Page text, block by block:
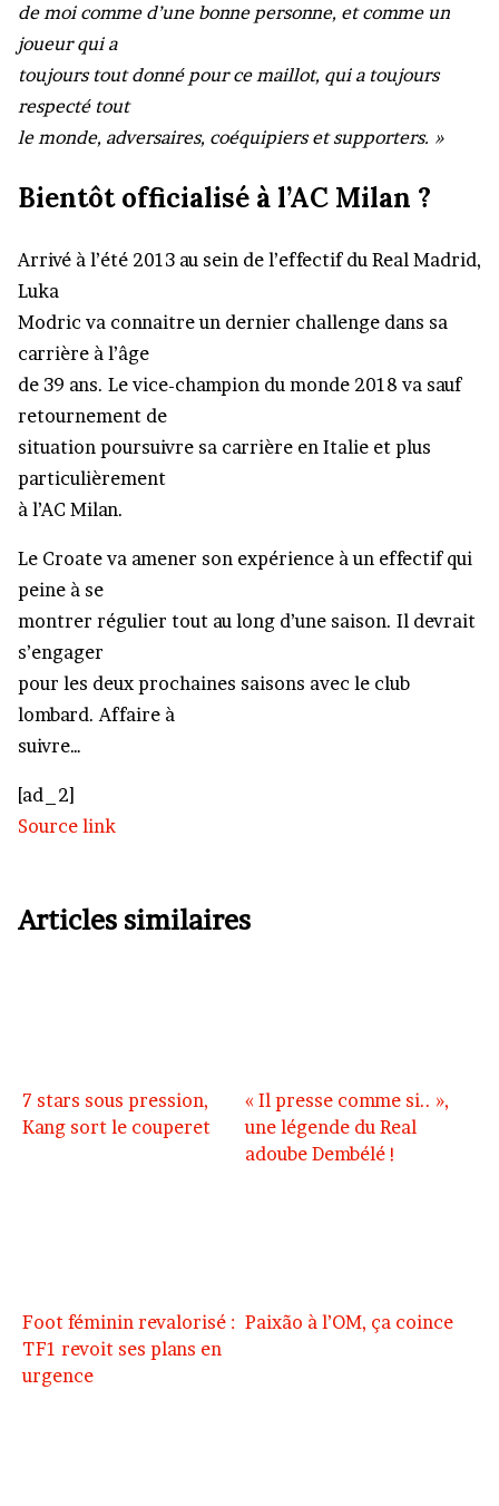
de moi comme d’une bonne personne, et comme un
joueur qui a
toujours tout donné pour ce maillot, qui a toujours
respecté tout
le monde, adversaires, coéquipiers et supporters. »
Bientôt officialisé à l’AC Milan ?
Arrivé à l’été 2013 au sein de l’effectif du Real Madrid,
Luka
Modric va connaitre un dernier challenge dans sa
carrière à l’âge
de 39 ans. Le vice-champion du monde 2018 va sauf
retournement de
situation poursuivre sa carrière en Italie et plus
particulièrement
à l’AC Milan.
Le Croate va amener son expérience à un effectif qui
peine à se
montrer régulier tout au long d’une saison. Il devrait
s’engager
pour les deux prochaines saisons avec le club
lombard. Affaire à
suivre…
[ad_2]
Source link
Articles similaires
7 stars sous pression,
Kang sort le couperet
« Il presse comme si.. »,
une légende du Real
adoube Dembélé !
Foot féminin revalorisé :
TF1 revoit ses plans en
urgence
Paixão à l’OM, ça coince